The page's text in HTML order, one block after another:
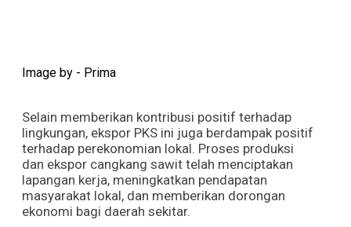
Image by - Prima
Selain memberikan kontribusi positif terhadap
lingkungan, ekspor PKS ini juga berdampak positif
terhadap perekonomian lokal. Proses produksi
dan ekspor cangkang sawit telah menciptakan
lapangan kerja, meningkatkan pendapatan
masyarakat lokal, dan memberikan dorongan
ekonomi bagi daerah sekitar.